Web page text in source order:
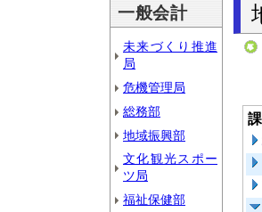
一般会計
未来づくり推進
局
危機管理局
総務部
地域振興部
文化観光スポー
ツ局
福祉保健部